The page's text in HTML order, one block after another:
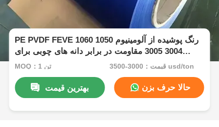
PE PVDF FEVE رنگ پوشیده از آلومینیوم 1050 1060
3004 3005 مقاومت در برابر دانه های چوبی برای
سقف دیوار پرده
MOQ：1 تن قیمت：3000-3500 usd/ton
بهترین قیمت حالا حرف بزن